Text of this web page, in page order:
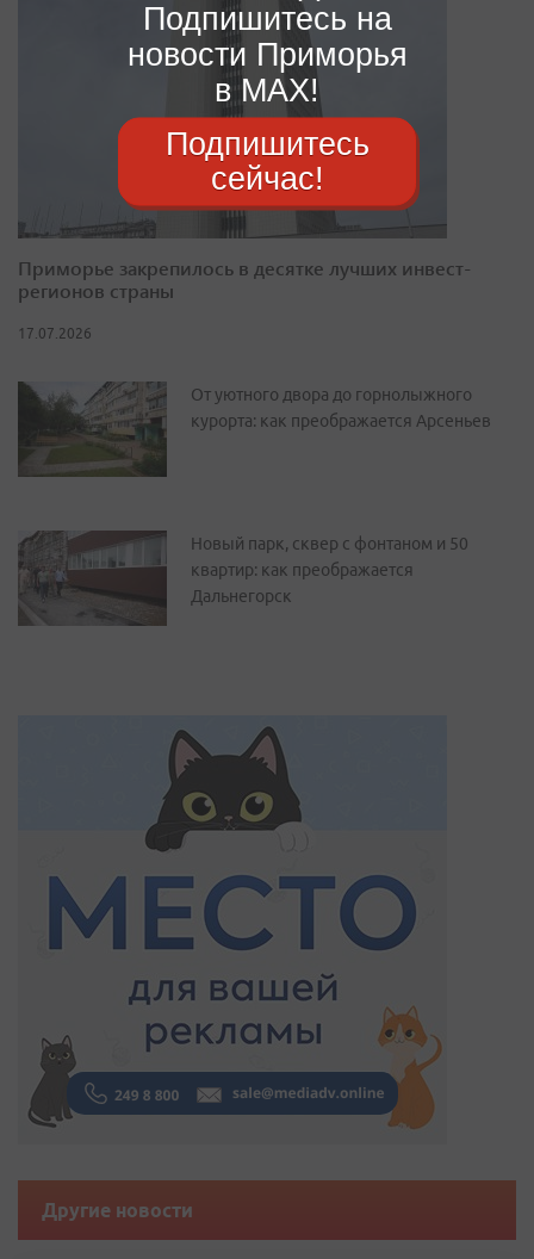
Приморье закрепилось в десятке лучших инвест-
регионов страны
17.07.2026
От уютного двора до горнолыжного
курорта: как преображается Арсеньев
Новый парк, сквер с фонтаном и 50
квартир: как преображается
Дальнегорск
Другие новости
Подпишитесь на
новости Приморья
в MAX!
Подпишитесь
сейчас!